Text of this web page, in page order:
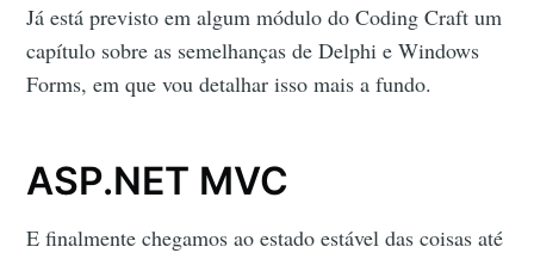
Já está previsto em algum módulo do Coding Craft um
capítulo sobre as semelhanças de Delphi e Windows
Forms, em que vou detalhar isso mais a fundo.
ASP.NET MVC
E finalmente chegamos ao estado estável das coisas até